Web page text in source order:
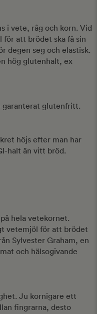
i vete, råg och korn. Vid
att brödet ska få sin
degen seg och elastisk.
hög glutenhalt, ex
garanterat glutenfritt.
höjs efter man har
halt än vitt bröd.
hela vetekornet.
vetemjöl för att brödet
Sylvester Graham, en
och hälsogivande
Ju kornigare ett
fingrarna, desto